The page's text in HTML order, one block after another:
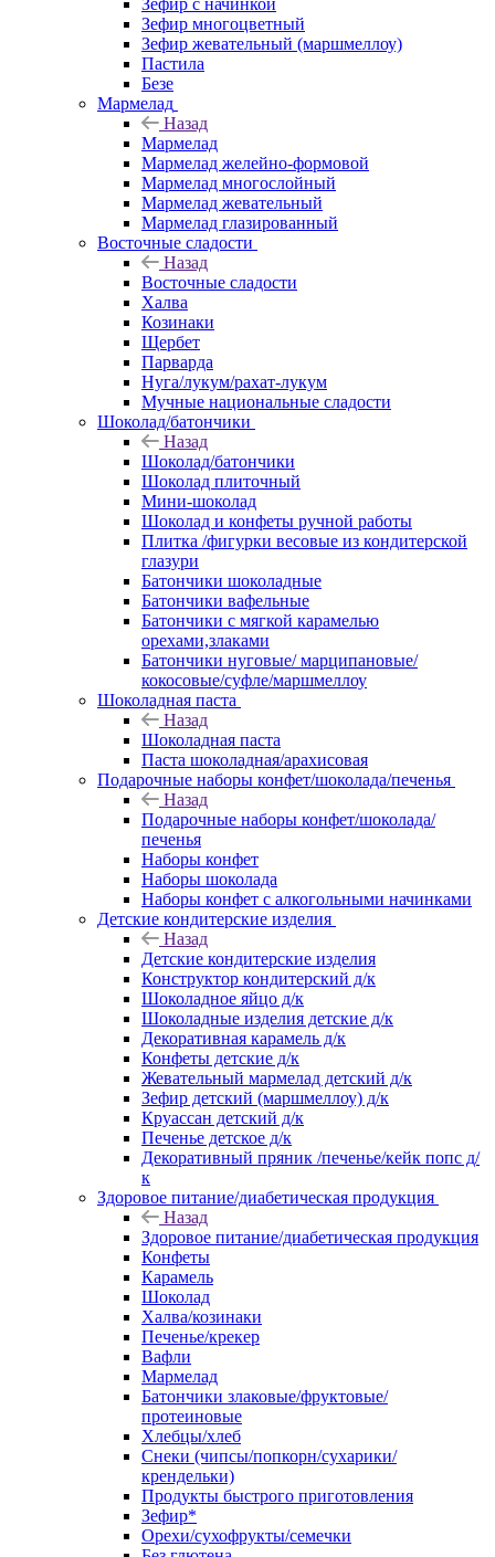
Зефир с начинкой
Зефир многоцветный
Зефир жевательный (маршмеллоу)
Пастила
Безе
Мармелад
Назад
Мармелад
Мармелад желейно-формовой
Мармелад многослойный
Мармелад жевательный
Мармелад глазированный
Восточные сладости
Назад
Восточные сладости
Халва
Козинаки
Щербет
Парварда
Нуга/лукум/рахат-лукум
Мучные национальные сладости
Шоколад/батончики
Назад
Шоколад/батончики
Шоколад плиточный
Мини-шоколад
Шоколад и конфеты ручной работы
Плитка /фигурки весовые из кондитерской
глазури
Батончики шоколадные
Батончики вафельные
Батончики с мягкой карамелью
орехами,злаками
Батончики нуговые/ марципановые/
кокосовые/суфле/маршмеллоу
Шоколадная паста
Назад
Шоколадная паста
Паста шоколадная/арахисовая
Подарочные наборы конфет/шоколада/печенья
Назад
Подарочные наборы конфет/шоколада/
печенья
Наборы конфет
Наборы шоколада
Наборы конфет с алкогольными начинками
Детские кондитерские изделия
Назад
Детские кондитерские изделия
Конструктор кондитерский д/к
Шоколадное яйцо д/к
Шоколадные изделия детские д/к
Декоративная карамель д/к
Конфеты детские д/к
Жевательный мармелад детский д/к
Зефир детский (маршмеллоу) д/к
Круассан детский д/к
Печенье детское д/к
Декоративный пряник /печенье/кейк попс д/
к
Здоровое питание/диабетическая продукция
Назад
Здоровое питание/диабетическая продукция
Конфеты
Карамель
Шоколад
Халва/козинаки
Печенье/крекер
Вафли
Мармелад
Батончики злаковые/фруктовые/
протеиновые
Хлебцы/хлеб
Снеки (чипсы/попкорн/сухарики/
крендельки)
Продукты быстрого приготовления
Зефир*
Орехи/сухофрукты/семечки